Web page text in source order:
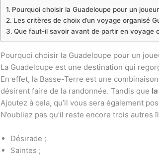
Pourquoi choisir la Guadeloupe pour un
Les critères de choix d’un voyage organisé
Que faut-il savoir avant de partir en voyage
Pourquoi choisir la Guadeloupe pour un
La Guadeloupe est une destination qui
En effet, la Basse-Terre est une
désirent faire de la randonnée. Tandis que
Ajoutez à cela, qu’il vous sera également
N’oubliez pas qu’il reste encore trois autres
Désirade ;
Saintes ;